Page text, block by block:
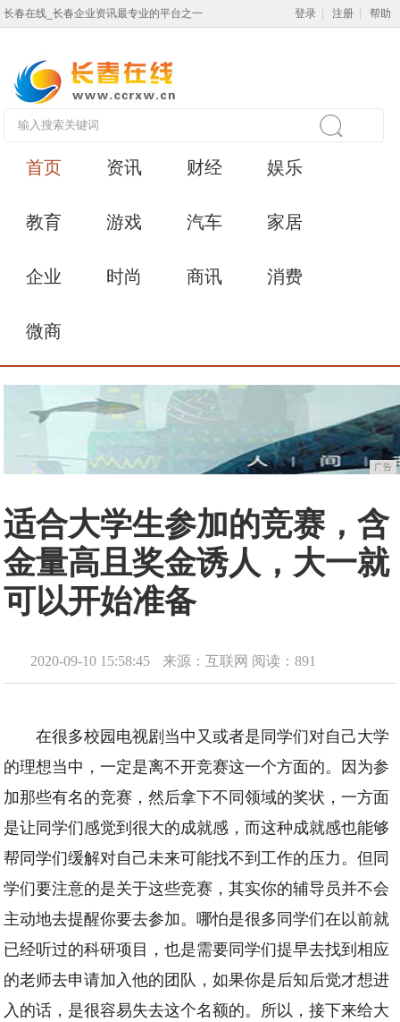
长春在线_长春企业资讯最专业的平台之一 登录 注册 帮助
首页 资讯 财经 娱乐
教育 游戏 汽车 家居
企业 时尚 商讯 消费
微商
广告
适合大学生参加的竞赛，含
金量高且奖金诱人，大一就
可以开始准备
2020-09-10 15:58:45 来源：互联网 阅读：891
在很多校园电视剧当中又或者是同学们对自己大学
的理想当中，一定是离不开竞赛这一个方面的。因为参
加那些有名的竞赛，然后拿下不同领域的奖状，一方面
是让同学们感觉到很大的成就感，而这种成就感也能够
帮同学们缓解对自己未来可能找不到工作的压力。但同
学们要注意的是关于这些竞赛，其实你的辅导员并不会
主动地去提醒你要去参加。哪怕是很多同学们在以前就
已经听过的科研项目，也是需要同学们提早去找到相应
的老师去申请加入他的团队，如果你是后知后觉才想进
入的话，是很容易失去这个名额的。所以，接下来给大